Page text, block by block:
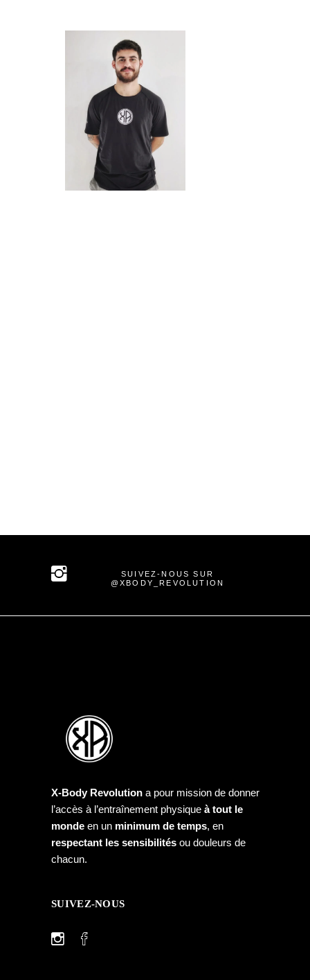
SUIVEZ-NOUS SUR
@XBODY_REVOLUTION
X-Body Revolution a pour mission de donner
l’accès à l’entraînement physique à tout le
monde en un minimum de temps, en
respectant les sensibilités ou douleurs de
chacun.
SUIVEZ-NOUS